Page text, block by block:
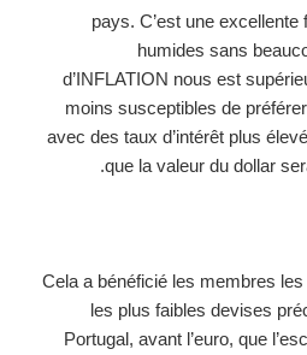
pays. C’est une excellente
humides sans
d’INFLATION nous est
moins susceptibles de
avec des taux d’intérêt plus
que la valeur du dollar
Cela a bénéficié les membres
les plus faibles devises
Portugal, avant l’euro, que